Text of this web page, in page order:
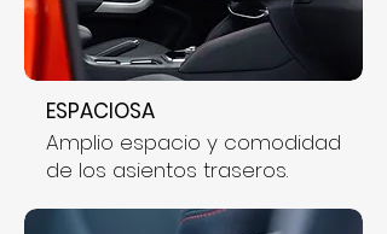
ESPACIOSA
Amplio espacio y comodidad
de los asientos traseros.